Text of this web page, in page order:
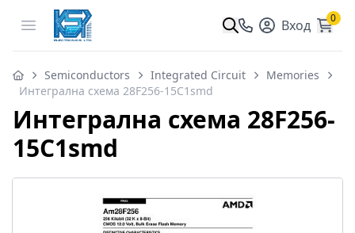
Open menu Вход 0
Semiconductors Integrated Circuit
Memories
Интегрална схема 28F256-15C1smd
Интегрална схема 28F256-
15C1smd